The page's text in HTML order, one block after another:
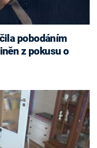
z pokusu o